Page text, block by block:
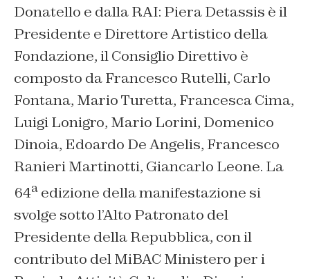
Donatello e dalla RAI: Piera Detassis è il
Presidente e Direttore Artistico della
Fondazione, il Consiglio Direttivo è
composto da Francesco Rutelli, Carlo
Fontana, Mario Turetta, Francesca Cima,
Luigi Lonigro, Mario Lorini, Domenico
Dinoia, Edoardo De Angelis, Francesco
Ranieri Martinotti, Giancarlo Leone. La
64a edizione della manifestazione si
svolge sotto l’Alto Patronato del
Presidente della Repubblica, con il
contributo del MiBAC Ministero per i